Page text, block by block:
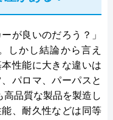
が良いのだろう？」
しかし結論から言え
性能に大きな違いは
パロマ、パーパスと
品質な製品を製造し
、耐久性などは同等